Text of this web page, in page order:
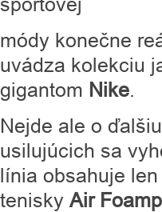
módy konečne
uvádza kolekciu
gigantom Nike.
Nejde ale o
usilujúcich sa
línia obsahuje
tenisky Air